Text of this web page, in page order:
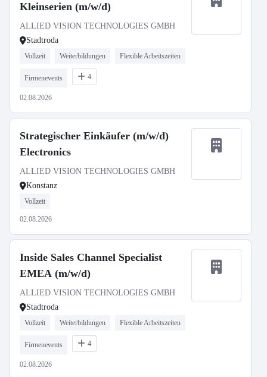
Kleinserien (m/w/d)
ALLIED VISION TECHNOLOGIES GMBH
Stadtroda
Vollzeit Weiterbildungen Flexible Arbeitszeiten
Firmenevents 4
02.08.2026
Strategischer Einkäufer (m/w/d)
Electronics
ALLIED VISION TECHNOLOGIES GMBH
Konstanz
Vollzeit
02.08.2026
Inside Sales Channel Specialist
EMEA (m/w/d)
ALLIED VISION TECHNOLOGIES GMBH
Stadtroda
Vollzeit Weiterbildungen Flexible Arbeitszeiten
Firmenevents 4
02.08.2026